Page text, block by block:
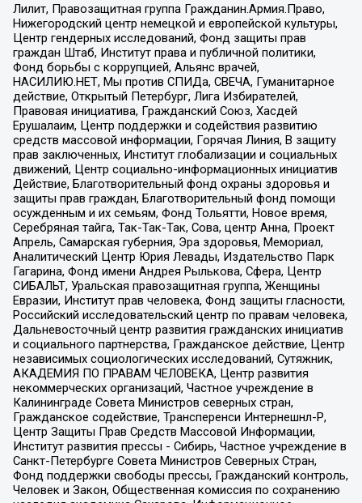
Лилит, Правозащитная группа Гражданин.Армия.Право,
Нижегородский центр немецкой и европейской культуры,
Центр гендерных исследований, Фонд защиты прав
граждан Штаб, Институт права и публичной политики,
Фонд борьбы с коррупцией, Альянс врачей,
НАСИЛИЮ.НЕТ, Мы против СПИДа, СВЕЧА, Гуманитарное
действие, Открытый Петербург, Лига Избирателей,
Правовая инициатива, Гражданский Союз, Хасдей
Ерушалаим, Центр поддержки и содействия развитию
средств массовой информации, Горячая Линия, В защиту
прав заключенных, Институт глобализации и социальных
движений, Центр социально-информационных инициатив
Действие, Благотворительный фонд охраны здоровья и
защиты прав граждан, Благотворительный фонд помощи
осужденным и их семьям, Фонд Тольятти, Новое время,
Серебряная тайга, Так-Так-Так, Сова, центр Анна, Проект
Апрель, Самарская губерния, Эра здоровья, Мемориал,
Аналитический Центр Юрия Левады, Издательство Парк
Гагарина, Фонд имени Андрея Рылькова, Сфера, Центр
СИБАЛЬТ, Уральская правозащитная группа, Женщины
Евразии, Институт прав человека, Фонд защиты гласности,
Российский исследовательский центр по правам человека,
Дальневосточный центр развития гражданских инициатив
и социального партнерства, Гражданское действие, Центр
независимых социологических исследований, Сутяжник,
АКАДЕМИЯ ПО ПРАВАМ ЧЕЛОВЕКА, Центр развития
некоммерческих организаций, Частное учреждение в
Калининграде Совета Министров северных стран,
Гражданское содействие, Трансперенси Интернешнл-Р,
Центр Защиты Прав Средств Массовой Информации,
Институт развития прессы - Сибирь, Частное учреждение в
Санкт-Петербурге Совета Министров Северных Стран,
Фонд поддержки свободы прессы, Гражданский контроль,
Человек и Закон, Общественная комиссия по сохранению